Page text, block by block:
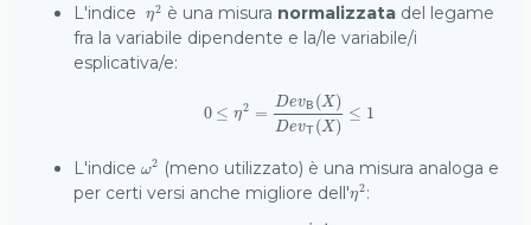
L'indice η2
η2 è una misura normalizzata del legame
fra la variabile dipendente e la/le variabile/i
esplicativa/e:
0 ≤ η2 =
Dev B (X )
Dev (X )
≤ 1
0 ≤η2= D evB(X)De vT (X
L'indice ω2
ω2 (meno utilizzato) è una misura analoga e
per certi versi anche migliore dell'η2
η2: